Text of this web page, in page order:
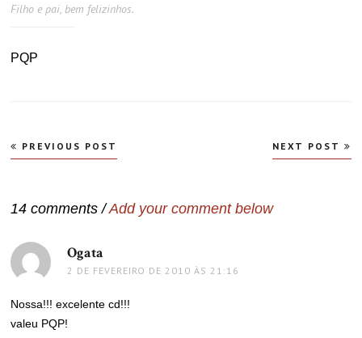
Filho e pai, bem felizinhos.
PQP
Navegação
de
PREVIOUS POST NEXT POST
14 comments /Add your comment below
Ogata
2 DE FEVEREIRO DE 2010 ÀS 21:16
Nossa!!! excelente cd!!!
valeu PQP!